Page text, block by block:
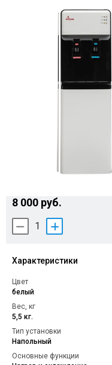
8 000 руб.
1
Характеристики
Цвет
белый
Вес, кг
5,5 кг.
Тип установки
Напольный
Основные функции